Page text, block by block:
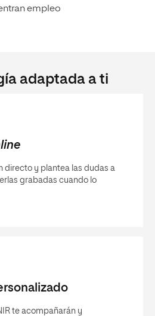
empleo
adaptada a ti
directo y plantea las dudas a
grabadas cuando lo
te acompañarán y